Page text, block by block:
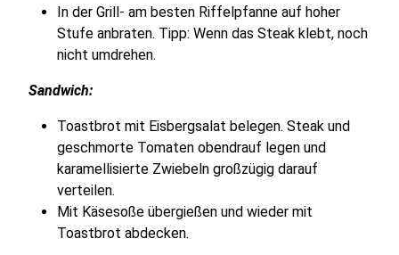
In der Grill- am besten Riffelpfanne auf hoher
Stufe anbraten. Tipp: Wenn das Steak klebt, noch
nicht umdrehen.
Sandwich:
Toastbrot mit Eisbergsalat belegen. Steak und
geschmorte Tomaten obendrauf legen und
karamellisierte Zwiebeln großzügig darauf
verteilen.
Mit Käsesoße übergießen und wieder mit
Toastbrot abdecken.